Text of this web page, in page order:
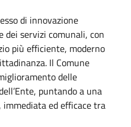
di innovazione
dei servizi comunali, con
più efficiente, moderno
Il Comune
delle
puntando a una
ed efficace tra